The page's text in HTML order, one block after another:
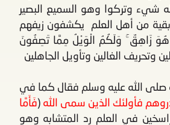
شيء وتركوا وهو السميع البصير
بقية من أهل العلم يكشفون زيفهم
زَاهِقٌ ۚ وَلَكُمُ الْوَيْلُ مِمَّا تَصِفُونَ
الغالين وتأويل الجاهلين
صلى الله عليه وسلم فقال كما في
فأولئك الذين سمى الله(فَأَمَّا
في العلم رد المتشابه وهو